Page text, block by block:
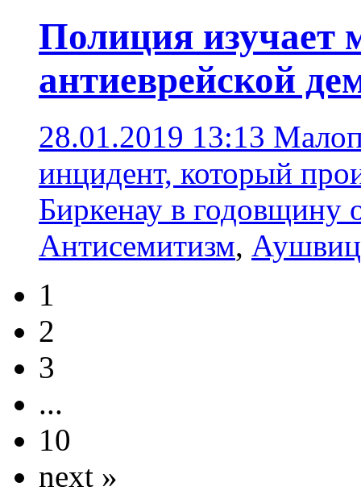
Полиция изучает
антиеврейской
28.01.2019 13:13
инцидент, который
Биркенау в годовщину
Антисемитизм,
1
2
3
...
10
next »